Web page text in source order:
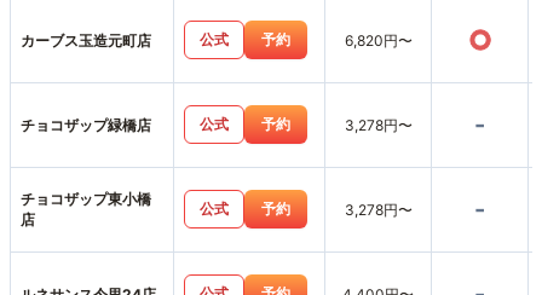
カーブス玉造元町店 公式 予約 6,820円〜 ○
チョコザップ緑橋店 公式 予約 3,278円〜 -
チョコザップ東小橋
店
公式 予約 3,278円〜 -